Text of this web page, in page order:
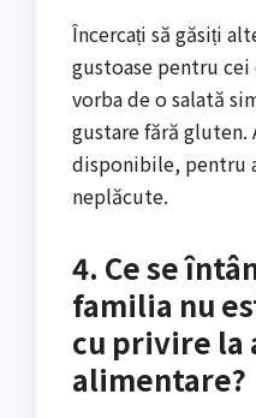
Încercați să găsiți
gustoase pentru
vorba de o salată
gustare fără gluten.
disponibile, pentru
neplăcute.
4. Ce se
familia nu
cu privire
alimentare?